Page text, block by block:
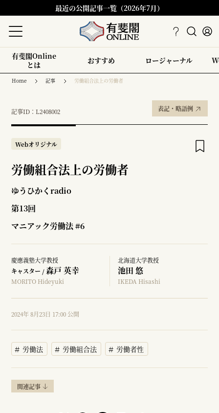
最近の公開記事一覧（2026年7月）
有斐閣Online
とは
おすすめ ロージャーナル
Home 記事 労働組合法上の労働者
記事ID：L2408002 表記・略語例
Webオリジナル
労働組合法上の労働者
ゆうひかくradio
第13回
マニアック労働法 #6
慶應義塾大学教授
キャスター /森戸 英幸
MORITO Hideyuki
北海道大学教授
池田 悠
IKEDA Hisashi
2024年 8月23日 17:00 公開
労働法 労働組合法 労働者性
関連記事